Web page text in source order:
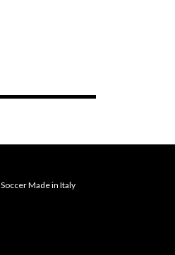
Soccer Made in Italy